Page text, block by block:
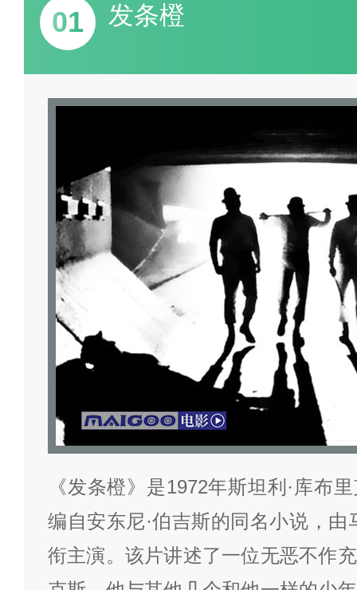
01 发条橙
《发条橙》是1972年斯坦利·库布
编自安东尼·伯吉斯的同名小说，由
衔主演。该片讲述了一位无恶不作